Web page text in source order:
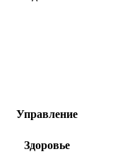
Управление
Здоровье